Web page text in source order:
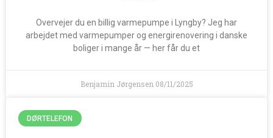
Overvejer du en billig varmepumpe i Lyngby? Jeg har
arbejdet med varmepumper og energirenovering i danske
boliger i mange år — her får du et
Benjamin Jørgensen 08/11/2025
DØRTELEFON